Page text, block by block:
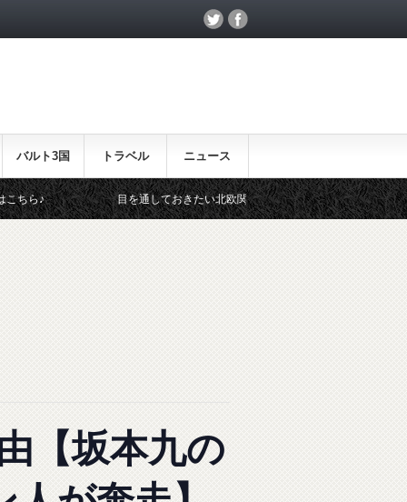
バルト3国 トラベル ニュース
目を通しておきたい北欧関連のイベント！ 北欧らしい
【坂本九の